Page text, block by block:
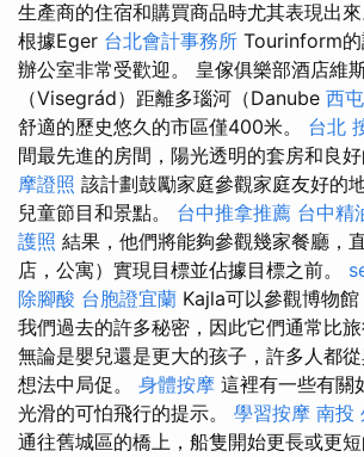
生產商的住宿和購買商品時尤其表現出來
根據Eger 台北會計事務所 Tourinform
辦公室非常受歡迎。 皇傢俱樂部酒店維
（Visegrád）距離多瑙河（Danube 西
舒適的歷史悠久的市區僅400米。 台北
間最先進的房間，陽光透明的套房和良好
摩證照 該計劃鼓勵家庭參觀家庭友好的
兒童節目和景點。 台中推拿推薦 台中精
護照 結果，他們將能夠參觀幾家餐廳，
店，公寓）實現目標並佔據目標之前。
除腳酸 台胞證宜蘭 Kajla可以參觀博物
我們過去的許多秘密，因此它們通常比旅
無論是嬰兒還是更大的孩子，許多人都
想法中局促。 身體按摩 這裡有一些有關
光滑的可怕飛行的提示。 學習按摩 南投
通往舊城區的橋上，船隻開始更長或更短